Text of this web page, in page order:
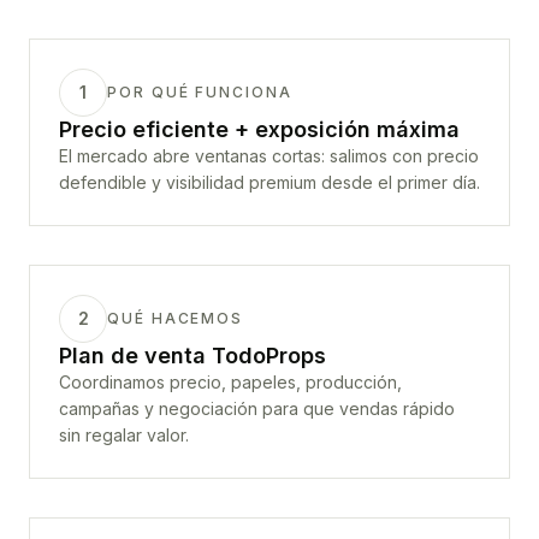
1 POR QUÉ FUNCIONA
Precio eficiente + exposición máxima
El mercado abre ventanas cortas: salimos con precio
defendible y visibilidad premium desde el primer día.
2 QUÉ HACEMOS
Plan de venta TodoProps
Coordinamos precio, papeles, producción,
campañas y negociación para que vendas rápido
sin regalar valor.